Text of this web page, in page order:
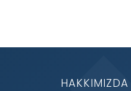
HAKKIMIZDA